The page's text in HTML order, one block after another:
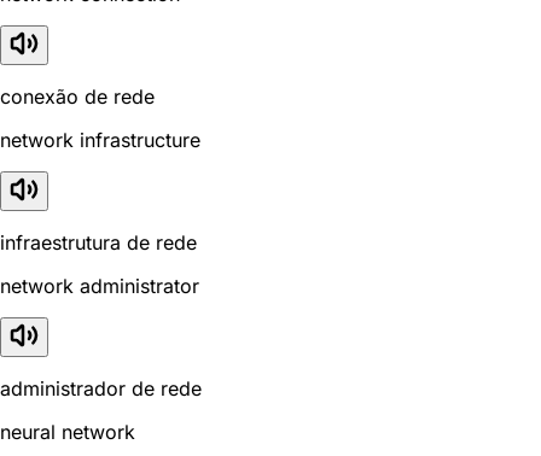
conexão de rede
network infrastructure
infraestrutura de rede
network administrator
administrador de rede
neural network